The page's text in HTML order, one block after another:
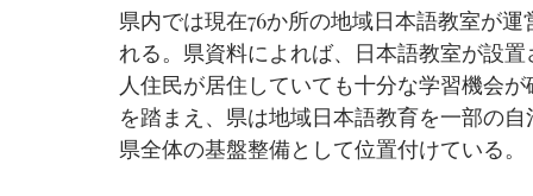
県内では現在76か所の地域日本語教室が
れる。県資料によれば、日本語教室が設
人住民が居住していても十分な学習機会
を踏まえ、県は地域日本語教育を一部の
県全体の基盤整備として位置付けている。